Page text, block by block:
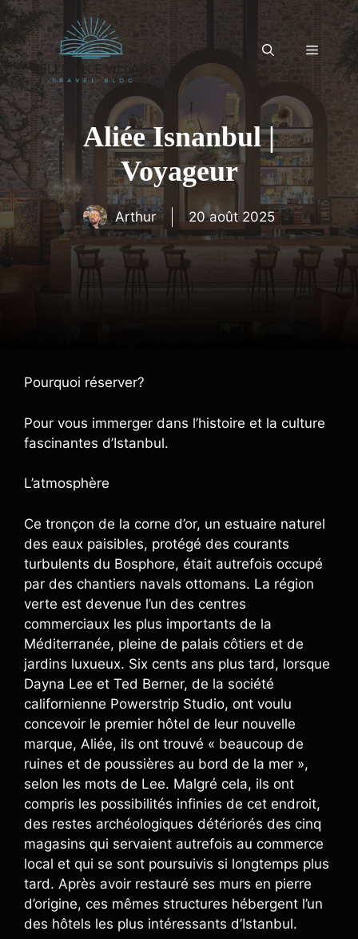
Aller
au
contenu
Menu
Aliée Isnanbul |
Voyageur
Arthur 20 août 2025
Pourquoi réserver?
Pour vous immerger dans l’histoire et la culture
fascinantes d’Istanbul.
L’atmosphère
Ce tronçon de la corne d’or, un estuaire naturel
des eaux paisibles, protégé des courants
turbulents du Bosphore, était autrefois occupé
par des chantiers navals ottomans. La région
verte est devenue l’un des centres
commerciaux les plus importants de la
Méditerranée, pleine de palais côtiers et de
jardins luxueux. Six cents ans plus tard, lorsque
Dayna Lee et Ted Berner, de la société
californienne Powerstrip Studio, ont voulu
concevoir le premier hôtel de leur nouvelle
marque, Aliée, ils ont trouvé « beaucoup de
ruines et de poussières au bord de la mer »,
selon les mots de Lee. Malgré cela, ils ont
compris les possibilités infinies de cet endroit,
des restes archéologiques détériorés des cinq
magasins qui servaient autrefois au commerce
local et qui se sont poursuivis si longtemps plus
tard. Après avoir restauré ses murs en pierre
d’origine, ces mêmes structures hébergent l’un
des hôtels les plus intéressants d’Istanbul.